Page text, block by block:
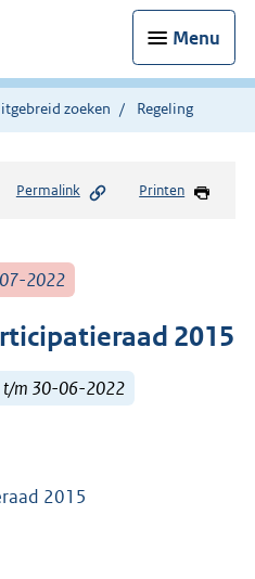
Menu
zoeken Regeling
Permalink Printen
07-2022
2015
t/m 30-06-2022
2015